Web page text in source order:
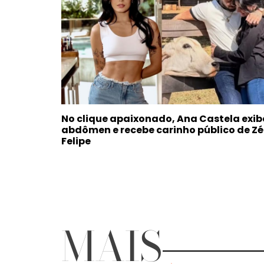
No clique apaixonado, Ana Castela
abdômen e recebe carinho público de Zé
Felipe
MAIS